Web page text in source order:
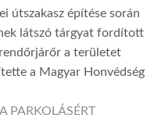
útszakasz építése során
látszó tárgyat fordított
a területet
a Magyar Honvédség
PARKOLÁSÉRT